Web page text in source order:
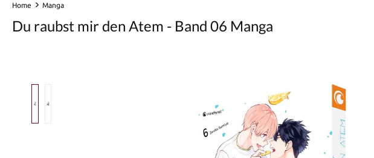
Home Manga
Du raubst mir den Atem - Band 06 Manga